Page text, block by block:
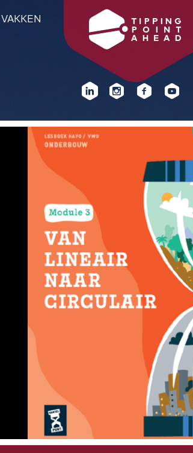
VAKKEN
DOCENTBIJEENKOMST
Hoe kan lesgeven over klimaatverandering
en leerlingen aansluiten? Praat mee op 4